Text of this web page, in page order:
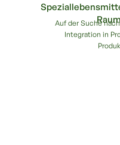
Auf der Suche
Integration in